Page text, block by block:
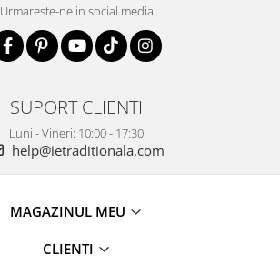
Urmareste-ne in social media
SUPORT CLIENTI
Luni - Vineri: 10:00 - 17:30
help@ietraditionala.com
MAGAZINUL MEU
CLIENTI